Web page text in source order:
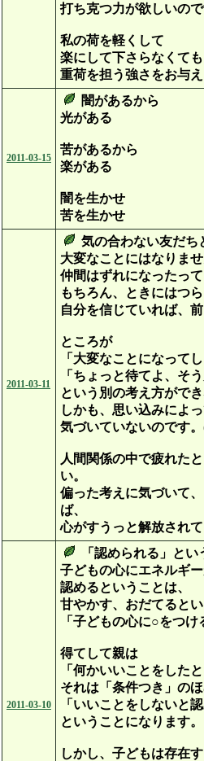
打ち克つ力が欲しいの
私の荷を軽くして
楽にして下さらなくて
重荷を担う強さをお与
2011-03-15
闇があるから
光がある
苦があるから
楽がある
闇を生かせ
苦を生かせ
2011-03-11
気の合わない友だち
大変なことにはなりま
仲間はずれになったっ
もちろん、ときにはつ
自分を信じていれば、
ところが
「大変なことになって
「ちょっと待てよ、そ
という別の考え方がで
しかも、思い込みによ
気づいていないのです
人間関係の中で疲れた
い。
偏った考えに気づいて
ば、
心がすうっと解放され
2011-03-10
「認められる」とい
子どもの心にエネルギ
認めるということは、
甘やかす、おだてると
「子どもの心に○をつ
得てして親は
「何かいいことをした
それは「条件つき」の
「いいことをしないと
ということになります。
しかし、子どもは存在